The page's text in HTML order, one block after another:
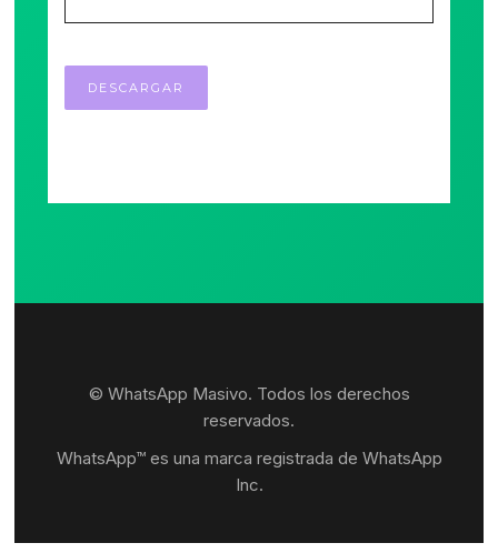
© WhatsApp Masivo. Todos los derechos
reservados.
WhatsApp™ es una marca registrada de WhatsApp
Inc.